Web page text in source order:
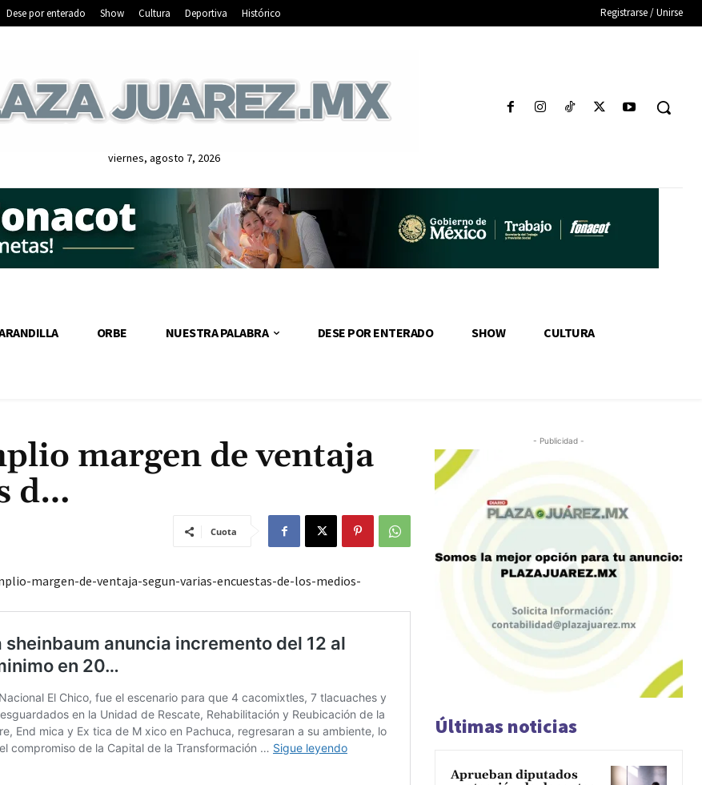
Dese por enterado Show Cultura Deportiva Histórico Registrarse / Unirse
viernes, agosto 7, 2026
ORBE NUESTRA PALABRA DESE POR ENTERADO SHOW CULTURA
margen de ventaja
d…
Cuota
margen-de-ventaja-segun-varias-encuestas-de-los-medios-
- Publicidad -
Últimas noticias
Aprueban diputados